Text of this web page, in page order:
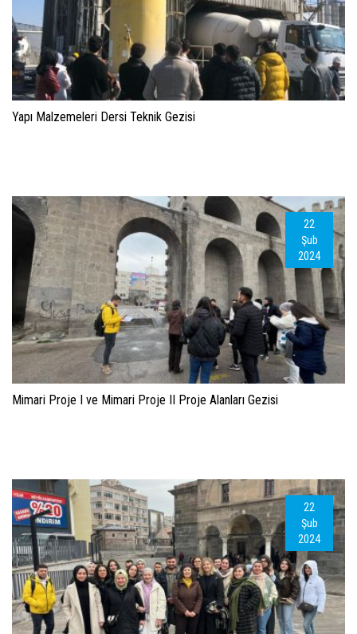
Yapı Malzemeleri Dersi Teknik Gezisi
22
Şub
2024
Mimari Proje I ve Mimari Proje II Proje Alanları Gezisi
22
Şub
2024